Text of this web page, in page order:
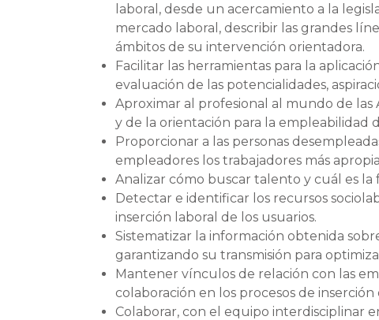
laboral, desde un acercamiento a la
mercado laboral, describir las grandes
ámbitos de su intervención orientadora.
Facilitar las herramientas para la
evaluación de las potencialidades,
Aproximar al profesional al mundo de las
y de la orientación para la empleabilidad
Proporcionar a las personas
empleadores los trabajadores más
Analizar cómo buscar talento y cuál es la
Detectar e identificar los recursos
inserción laboral de los usuarios.
Sistematizar la información obtenida
garantizando su transmisión para
Mantener vínculos de relación con las
colaboración en los procesos de inserción
Colaborar, con el equipo interdisciplinar